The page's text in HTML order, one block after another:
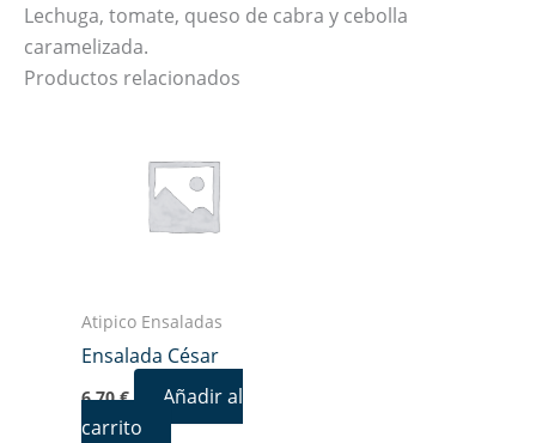
Lechuga, tomate, queso de cabra y cebolla
caramelizada.
Productos relacionados
Atipico Ensaladas
Ensalada César
6,70€
Añadir al
carrito